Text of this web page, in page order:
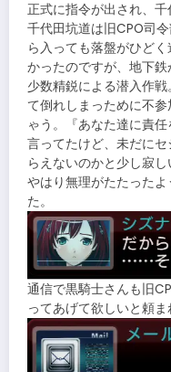
正式に指令が出され、千
千代田坑道は旧CPO司
ら入っても落盤がひど
かったのですが、地下鉄
少数精鋭による潜入作
て倒れしまっために不
ゃう。『あなた達に責
言ってたけど、未だに
らえないのかと少し寂し
やはり無理がたたった
た。
通信で黒騎士さんも旧
ってあげて欲しいと頼ま